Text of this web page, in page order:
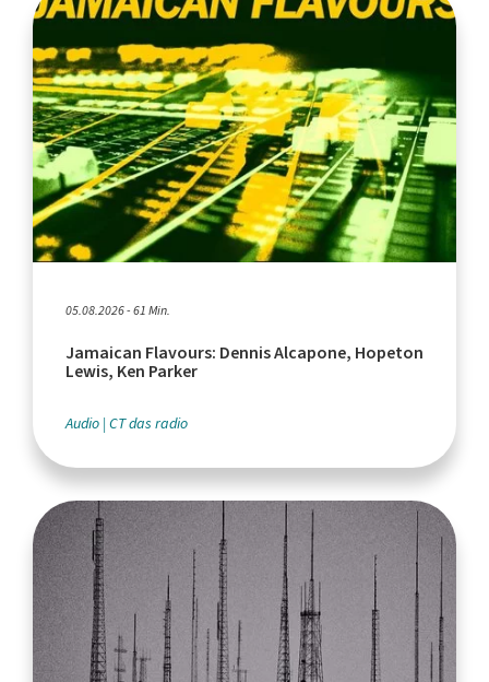
05.08.2026 - 61 Min.
Jamaican Flavours: Dennis Alcapone, Hopeton
Lewis, Ken Parker
Audio CT das radio